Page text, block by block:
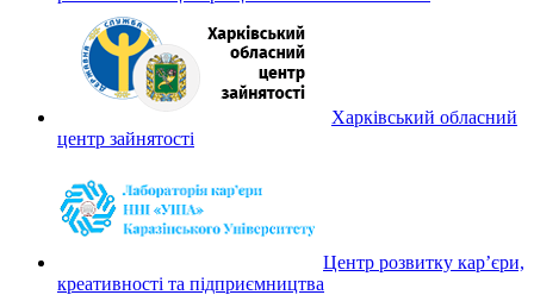
Харківський обласний
центр зайнятості
Центр розвитку кар’єри,
креативності та підприємництва